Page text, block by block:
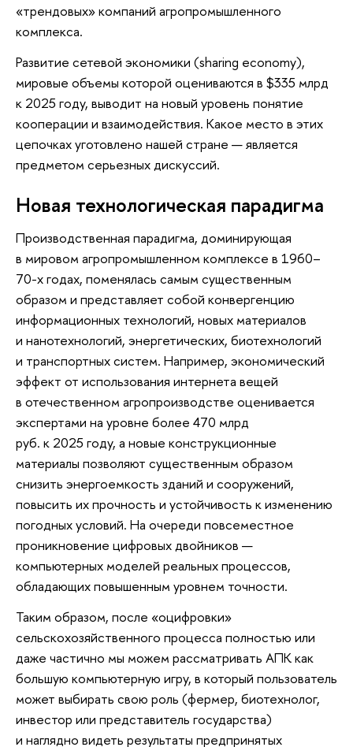
«трендовых» компаний агропромышленного
комплекса.
Развитие сетевой экономики (sharing economy),
мировые объемы которой оцениваются в $335 млрд
к 2025 году, выводит на новый уровень понятие
кооперации и взаимодействия. Какое место в этих
цепочках уготовлено нашей стране — является
предметом серьезных дискуссий.
Новая технологическая парадигма
Производственная парадигма, доминирующая
в мировом агропромышленном комплексе в 1960–
70-х годах, поменялась самым существенным
образом и представляет собой конвергенцию
информационных технологий, новых материалов
и нанотехнологий, энергетических, биотехнологий
и транспортных систем. Например, экономический
эффект от использования интернета вещей
в отечественном агропроизводстве оценивается
экспертами на уровне более 470 млрд
руб. к 2025 году, а новые конструкционные
материалы позволяют существенным образом
снизить энергоемкость зданий и сооружений,
повысить их прочность и устойчивость к изменению
погодных условий. На очереди повсеместное
проникновение цифровых двойников —
компьютерных моделей реальных процессов,
обладающих повышенным уровнем точности.
Таким образом, после «оцифровки»
сельскохозяйственного процесса полностью или
даже частично мы можем рассматривать АПК как
большую компьютерную игру, в который пользователь
может выбирать свою роль (фермер, биотехнолог,
инвестор или представитель государства)
и наглядно видеть результаты предпринятых